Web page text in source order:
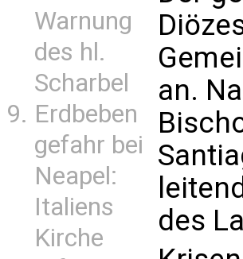
Warnung
des hl.
Scharbel
Erdbeben
gefahr bei
Neapel:
Italiens
Kirche
an.
des